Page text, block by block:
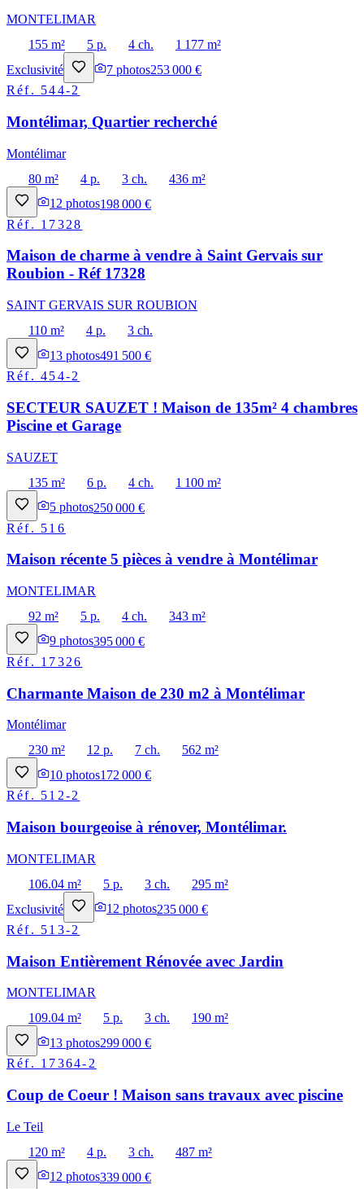
MONTELIMAR
155 m²
5 p. 4 ch.
1 177 m²
Exclusivité
7 photos253 000 €
Réf. 544-2
Montélimar, Quartier recherché
Montélimar
80 m²
4 p. 3 ch.
436 m²
12 photos198 000 €
Réf. 17328
Maison de charme à vendre à Saint Gervais sur
Roubion - Réf 17328
SAINT GERVAIS SUR ROUBION
110 m²
4 p.
3 ch.
13 photos491 500 €
Réf.454-2
SECTEUR SAUZET ! Maison de 135m² 4 chambres
Piscine et Garage
SAUZET
135 m²
6 p. 4 ch.
1 100 m²
5 photos250 000 €
Réf. 516
Maison récente 5 pièces à vendre à Montélimar
MONTELIMAR
92 m²
5 p. 4 ch.
343 m²
9 photos395 000 €
Réf. 17326
Charmante Maison de 230 m2 à Montélimar
Montélimar
230 m²
12 p. 7 ch.
562 m²
10 photos172 000 €
Réf. 512-2
Maison bourgeoise à rénover, Montélimar.
MONTELIMAR
106.04 m²
5 p. 3 ch.
295 m²
Exclusivité
12 photos235 000 €
Réf. 513-2
Maison Entièrement Rénovée avec Jardin
MONTELIMAR
109.04 m²
5 p. 3 ch.
190 m²
13 photos299 000 €
Réf. 17364-2
Coup de Coeur ! Maison sans travaux avec piscine
Le Teil
120 m²
4 p. 3 ch.
487 m²
12 photos339 000 €